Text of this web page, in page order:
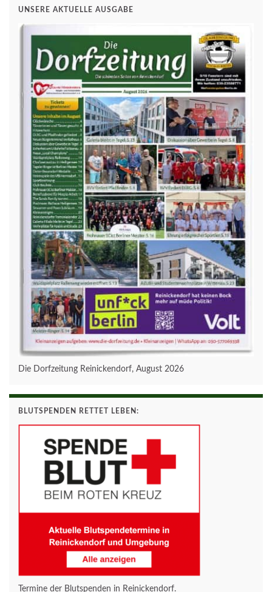
UNSERE AKTUELLE AUSGABE
Die Dorfzeitung Reinickendorf, August 2026
BLUTSPENDEN RETTET LEBEN:
Termine der Blutspenden in Reinickendorf.